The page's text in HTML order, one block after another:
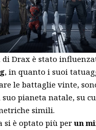
Drax è stato
, in quanto i suoi
le battaglie vinte,
pianeta natale, su
simili.
si è optato più per un